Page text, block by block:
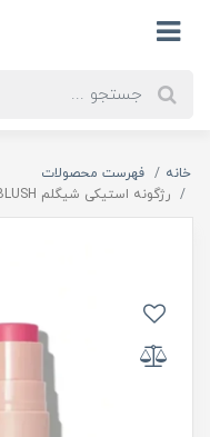
خانه
فهرست محصولات
رژگونه استیکی شیگلم GLOWIN’ UP SKIN STICK BLUSH